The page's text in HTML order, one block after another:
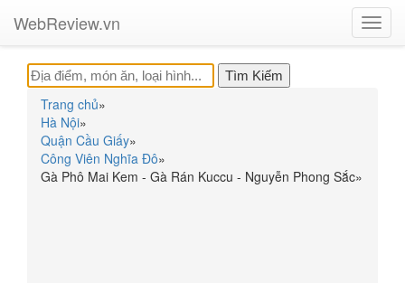
WebReview.vn
Trang chủ»
Hà Nội»
Quận Cầu Giấy»
Công Viên Nghĩa Đô»
Gà Phô Mai Kem - Gà Rán Kuccu - Nguyễn Phong Sắc»